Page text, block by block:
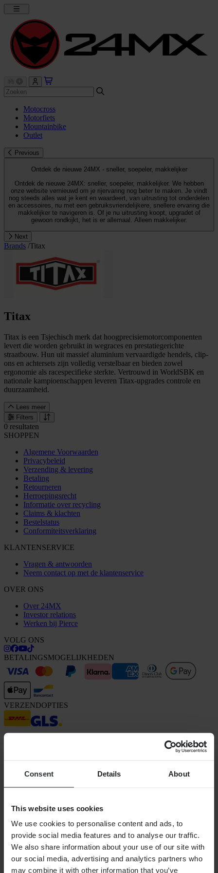
Consent Details About
This website uses cookies
We use cookies to personalise content and ads, to
provide social media features and to analyse our traffic.
We also share information about your use of our site with
our social media, advertising and analytics partners who
may combine it with other information that you’ve
Motocross
Motorfiets
Mountainbike
Outlet
Previous
Ontdek de nieuwe 24MX - sneller, soepeler, makkelijker
Ontdek de nieuwe 24MX: sneller, soepeler, makkelijker. We hebben
onze website vernieuwd om je rijervaring nog beter te maken. Je vindt
nog steeds alles wat je kent en waardeert, van uitrusting tot onderdelen
en accessoires, nu met een gebruiksvriendelijkere, snellere ervaring die
makkelijker te navigeren is. Of je nu uitrusting koopt, upgradet of
gewoon rondkijkt, het is er allemaal. Alleen makkelijker.
Next
Brands /Titax
Titax
Titax is een Tsjechisch merk dat hoogprecisiemotorcomponenten
levert die worden gebruikt in wegraces en prestatiegerichte
straatbouw. Hun uit massief aluminium vervaardigde hendels, clip-
ons en achtersets zijn volledig verstelbaar en bieden zowel
ergonomie als racespecifieke sterkte. Vertrouwd in WorldSBK en
nationale kampioenschappen leveren Titax-upgrades controle en
duurzaamheid.
Lees meer
Filters
0 resultaten
SHOPPEN
Algemene Voorwaarden
Privacybeleid
Verzending & levering
Betaling
Retourneren
Herroepingsrecht
Informatie over recycling
Claims & klachten
Bestelstatus
Conformiteitsverklaring
KLANTENSERVICE
Vragen & antwoorden
Neem contact op met de klantenservice
OVER ONS
Over 24MX
Investor relations
Werken bij Pierce
VOLG ONS
BETALINGSMOGELIJKHEDEN
VERZENDOPTIES
Pierce Group AB | Fleminggatan 20A, 112 26 Stockholm, Zweden
Bedrijfsregistratienummer: 556763-1592
Gevolmachtigde vertegenwoordiger: Göran Dahlin
Btw-registratienummer: OSS VAT NO SE556763159201
Algemene Voorwaarden